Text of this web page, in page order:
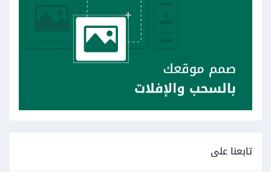
تابعنا على